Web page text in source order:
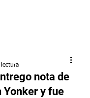
nota de
Yonker y fue